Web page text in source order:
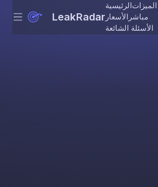
Skip to
Menu LeakRadar
الرئيسيةالميزات
الأسعار مباشر
الأسئلة الشائعة